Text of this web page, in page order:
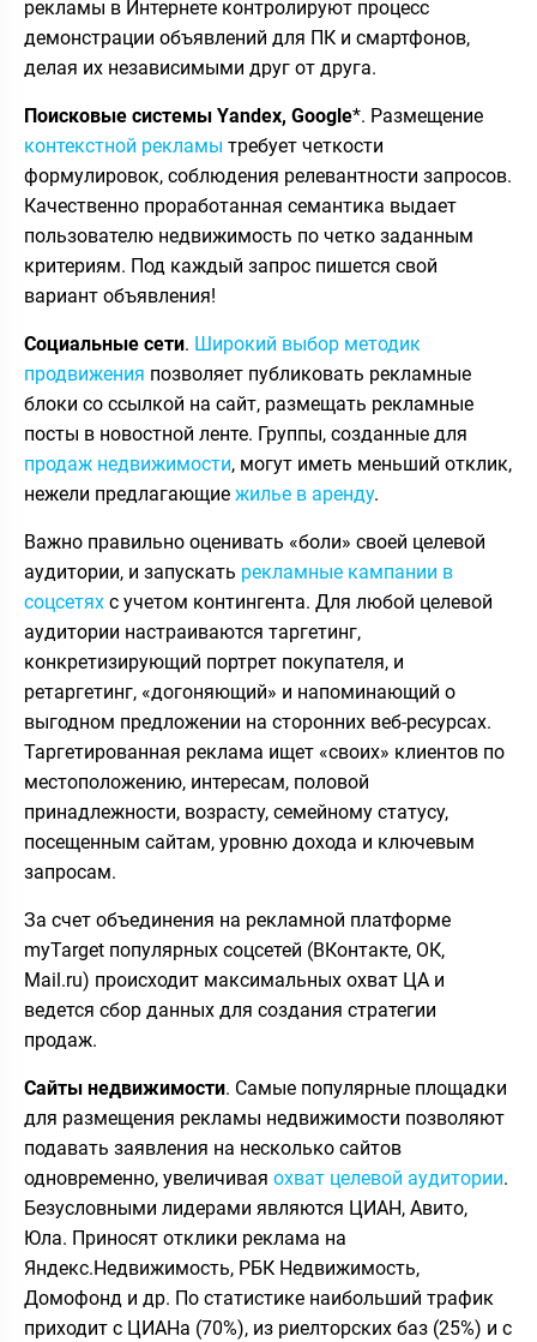
рекламы в Интернете контролируют процесс
демонстрации объявлений для ПК и смартфонов,
делая их независимыми друг от друга.
Поисковые системы Yandex, Google*. Размещение
контекстной рекламы требует четкости
формулировок, соблюдения релевантности запросов.
Качественно проработанная семантика выдает
пользователю недвижимость по четко заданным
критериям. Под каждый запрос пишется свой
вариант объявления!
Социальные сети. Широкий выбор методик
продвижения позволяет публиковать рекламные
блоки со ссылкой на сайт, размещать рекламные
посты в новостной ленте. Группы, созданные для
продаж недвижимости, могут иметь меньший отклик,
нежели предлагающие жилье в аренду.
Важно правильно оценивать «боли» своей целевой
аудитории, и запускать рекламные кампании в
соцсетях с учетом контингента. Для любой целевой
аудитории настраиваются таргетинг,
конкретизирующий портрет покупателя, и
ретаргетинг, «догоняющий» и напоминающий о
выгодном предложении на сторонних веб-ресурсах.
Таргетированная реклама ищет «своих» клиентов по
местоположению, интересам, половой
принадлежности, возрасту, семейному статусу,
посещенным сайтам, уровню дохода и ключевым
запросам.
За счет объединения на рекламной платформе
myTarget популярных соцсетей (ВКонтакте, ОК,
Mail.ru) происходит максимальных охват ЦА и
ведется сбор данных для создания стратегии
продаж.
Сайты недвижимости. Самые популярные площадки
для размещения рекламы недвижимости позволяют
подавать заявления на несколько сайтов
одновременно, увеличивая охват целевой аудитории.
Безусловными лидерами являются ЦИАН, Авито,
Юла. Приносят отклики реклама на
Яндекс.Недвижимость, РБК Недвижимость,
Домофонд и др. По статистике наибольший трафик
приходит с ЦИАНа (70%), из риелторских баз (25%) и с